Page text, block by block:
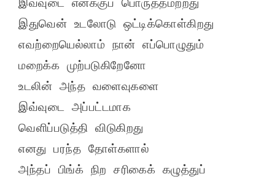
இதுவென் உடலோடு ஒட்டிக்கொள்கிறது
எவற்றையெல்லாம் நான் எப்பொழுதும்
மறைக்க முற்படுகிறேனோ
உடலின் அந்த வளைவுகளை
இவ்வுடை அப்பட்டமாக
வெளிப்படுத்தி விடுகிறது
எனது பரந்த தோள்களால்
அந்தப் பிங்க் நிற சரிகைக் கழுத்துப்